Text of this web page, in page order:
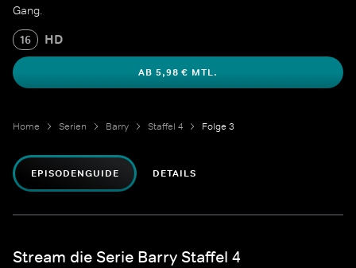
Gang.
16 HD
AB 5,98 € MTL.
Home Serien Barry Staffel 4 Folge 3
EPISODENGUIDE DETAILS
Stream die Serie Barry Staffel 4